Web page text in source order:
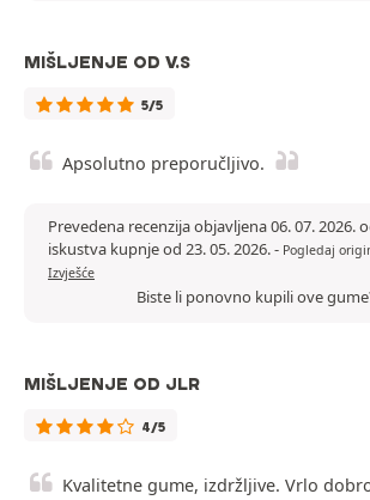
MIŠLJENJE OD V.S
5/5
Apsolutno preporučljivo.
Prevedena recenzija objavljena 06. 07. 2026.
iskustva kupnje od 23. 05. 2026.- Pogledaj
Izvješće
Biste li ponovno kupili ove
MIŠLJENJE OD JLR
4/5
Kvalitetne gume, izdržljive. Vrlo